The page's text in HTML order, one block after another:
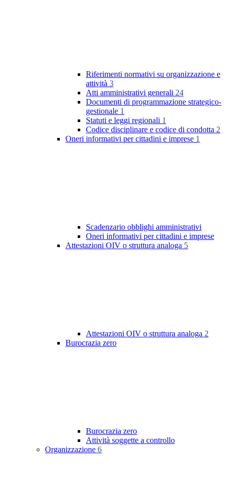
Riferimenti normativi su organizzazione e
attività 3
Atti amministrativi generali 24
Documenti di programmazione strategico-
gestionale 1
Statuti e leggi regionali 1
Codice disciplinare e codice di condotta 2
Oneri informativi per cittadini e imprese 1
Scadenzario obblighi amministrativi
Oneri informativi per cittadini e imprese
Attestazioni OIV o struttura analoga 5
Attestazioni OIV o struttura analoga 2
Burocrazia zero
Burocrazia zero
Attività soggette a controllo
Organizzazione 6